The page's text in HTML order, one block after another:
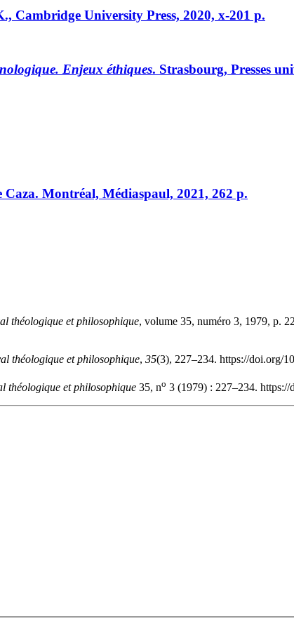
Cambridge University Press, 2020, x-201 p.
Enjeux éthiques. Strasbourg, Presses
Montréal, Médiaspaul, 2021, 262 p.
théologique et philosophique, volume 35, numéro 3, 1979, p.
théologique et philosophique, 35(3), 227–234. https://doi.org/
théologique et philosophique 35, no 3 (1979) : 227–234.